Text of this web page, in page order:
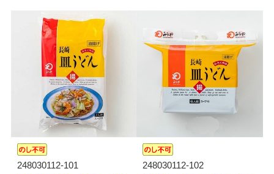
248030112-101
248030112-102